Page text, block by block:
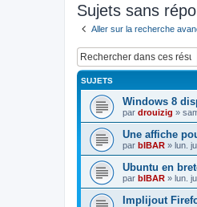
Sujets sans
Aller sur la recherche
SUJETS
Windows 8
par drouizig »
Une affiche
par bIBAR » lun.
Ubuntu en
par bIBAR » lun.
Implijout